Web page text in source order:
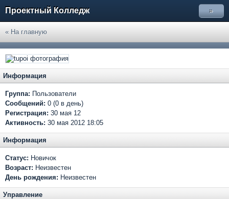
Проектный Колледж »
« На главную
Информация
Группа: Пользователи
Сообщений: 0 (0 в день)
Регистрация: 30 мая 12
Активность: 30 мая 2012 18:05
Информация
Статус: Новичок
Возраст: Неизвестен
День рождения: Неизвестен
Управление